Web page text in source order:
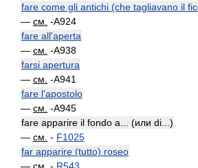
fare come gli antichi (che tagliavano il
— см. -A924
fare all'aperta
— см. -A938
farsi apertura
— см. -A941
fare l'apostolo
— см. -A945
fare apparire il fondo a... (или di...)
— см. - F1025
far apparire (tutto) roseo